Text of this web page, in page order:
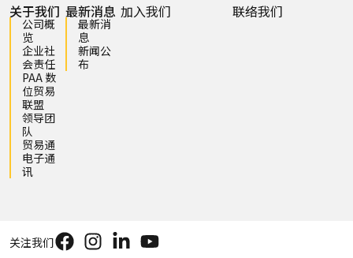
关于我们
公司概
览
企业社
会责任
PAA 数
位贸易
联盟
领导团
队
贸易通
电子通
讯
最新消息
最新消
息
新闻公
布
加入我们 联络我们
关注我们